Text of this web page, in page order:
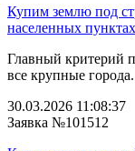
Купим землю под
населенных пунктах
Главный критерий
все крупные
30.03.2026 11:08:37
Заявка №101512